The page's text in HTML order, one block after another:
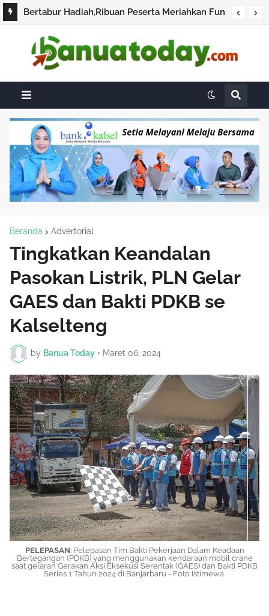
Bertabur Hadiah,Ribuan Peserta Meriahkan Fun
Beranda Advertorial
Tingkatkan Keandalan
Pasokan Listrik, PLN Gelar
GAES dan Bakti PDKB se
Kalselteng
by Banua Today • Maret 06, 2024
PELEPASAN: Pelepasan Tim Bakti Pekerjaan Dalam Keadaan
Bertegangan (PDKB) yang menggunakan kendaraan mobil crane
saat gelaran Gerakan Aksi Eksekusi Serentak (GAES) dan Bakti PDKB
Series 1 Tahun 2024 di Banjarbaru - Foto Istimewa